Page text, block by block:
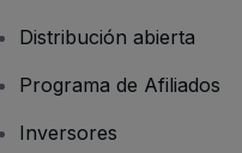
Distribución abierta
Programa de Afiliados
Inversores